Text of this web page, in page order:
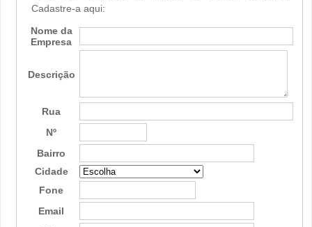
Cadastre-a aqui:
Nome da
Empresa
Descrição
Rua
Nº
Bairro
Cidade
Fone
Email